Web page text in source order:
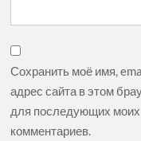
Сохранить моё имя,
адрес сайта в этом
для последующих моих
комментариев.